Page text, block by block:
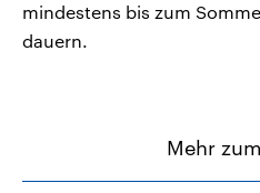
mindestens bis zum
dauern.
Mehr